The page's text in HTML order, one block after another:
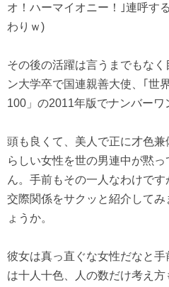
オ！ハーマイオニー！｣連呼す
わりｗ)
その後の活躍は言うまでもな
ン大学卒で国連親善大使、｢世
100」の2011年版でナンバーワ
頭も良くて、美人で正に才色
らしい女性を世の男連中が黙
ん。手前もその一人なわけです
交際関係をサクッと紹介して
ょうか。
彼女は真っ直ぐな女性だなと
は十人十色、人の数だけ考え